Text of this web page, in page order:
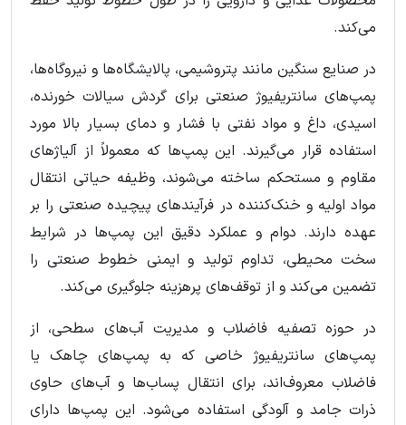
می‌کند.
در صنایع سنگین مانند پتروشیمی، پالایشگاه‌ها و نیروگاه‌ها،
پمپ‌های سانتریفیوژ صنعتی برای گردش سیالات خورنده،
اسیدی، داغ و مواد نفتی با فشار و دمای بسیار بالا مورد
استفاده قرار می‌گیرند. این پمپ‌ها که معمولاً از آلیاژهای
مقاوم و مستحکم ساخته می‌شوند، وظیفه حیاتی انتقال
مواد اولیه و خنک‌کننده در فرآیندهای پیچیده صنعتی را بر
عهده دارند. دوام و عملکرد دقیق این پمپ‌ها در شرایط
سخت محیطی، تداوم تولید و ایمنی خطوط صنعتی را
تضمین می‌کند و از توقف‌های پرهزینه جلوگیری می‌کند.
در حوزه تصفیه فاضلاب و مدیریت آب‌های سطحی، از
پمپ‌های سانتریفیوژ خاصی که به پمپ‌های چاهک یا
فاضلاب معروف‌اند، برای انتقال پساب‌ها و آب‌های حاوی
ذرات جامد و آلودگی استفاده می‌شود. این پمپ‌ها دارای